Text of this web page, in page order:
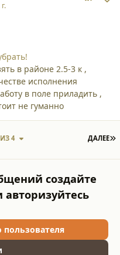
в районе 2.5-3 к ,
исполнения
в поле приладить ,
не гуманно
ДАЛЕЕ
4
создайте
пользователя